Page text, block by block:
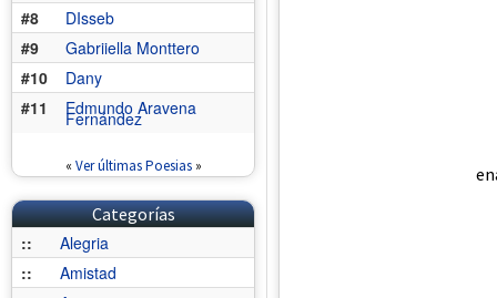
#8
DIsseb
#9
Gabriiella Monttero
#10
Dany
#11
Edmundo Aravena
Fernández
« Ver últimas Poesias»
Categorías
::
Alegria
::
Amistad